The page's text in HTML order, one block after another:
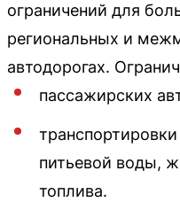
ограничений для
региональных и
автодорогах.
пассажирских
питьевой воды,
топлива.